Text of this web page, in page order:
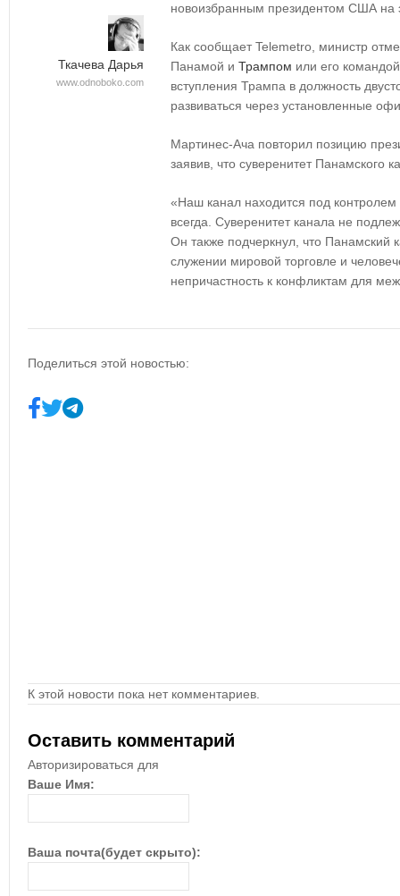
Ткачева Дарья
www.odnoboko.com
новоизбранным президентом США на
Как сообщает Telemetro, министр
Панамой и Трампом или его
вступления Трампа в должность
развиваться через установленные
Мартинес-Ача повторил позицию
заявив, что суверенитет Панамского
«Наш канал находится под контролем
всегда. Суверенитет канала не
Он также подчеркнул, что Панамский
служении мировой торговле и
непричастность к конфликтам для
Поделиться этой новостью:
К этой новости пока нет комментариев.
Оставить комментарий
Авторизироваться для
Ваше Имя:
Ваша почта(будет скрыто):